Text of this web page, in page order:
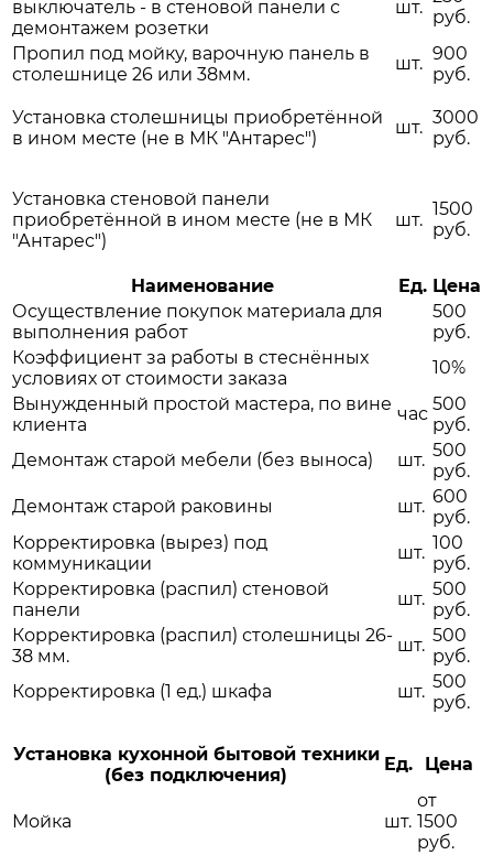
выключатель - в стеновой панели с
демонтажем розетки
шт. руб.
Пропил под мойку, варочную панель в
столешнице 26 или 38мм.
шт. 900
руб.
Установка столешницы приобретённой
в ином месте (не в МК "Антарес")
шт. 3000
руб.
Установка стеновой панели
приобретённой в ином месте (не в МК
"Антарес")
шт.
1500
руб.
Наименование Ед. Цена
Осуществление покупок материала для
выполнения работ
500
руб.
Коэффициент за работы в стеснённых
условиях от стоимости заказа
10%
Вынужденный простой мастера, по вине
клиента
час 500
руб.
Демонтаж старой мебели (без выноса)
шт. 500
руб.
Демонтаж старой раковины
шт. 600
руб.
Корректировка (вырез) под
коммуникации
шт. 100
руб.
Корректировка (распил) стеновой
панели
шт. 500
руб.
Корректировка (распил) столешницы 26-
38 мм.
шт. 500
руб.
Корректировка (1 ед.) шкафа
шт. 500
руб.
Установка кухонной бытовой техники
(без подключения)
Ед. Цена
Мойка шт.
от
1500
руб.